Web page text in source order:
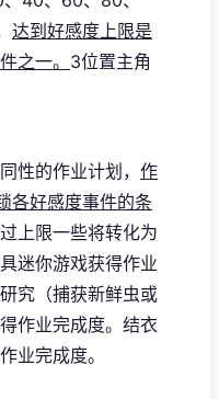
达到好感度上限是
之一。 3位置主角
性的作业计划， 作
各好感度事件的条
上限一些将转化为
迷你游戏获得作业
究（捕获新鲜虫或
作业完成度。 结衣
业完成度。